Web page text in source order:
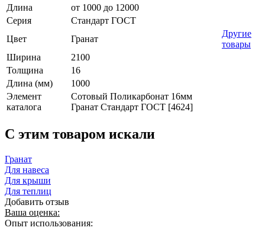
Длина
от 1000 до 12000
Серия
Стандарт ГОСТ
Цвет
Гранат
Другие
товары
Ширина
2100
Толщина
16
Длина (мм)
1000
Элемент
каталога
Сотовый Поликарбонат 16мм
Гранат Стандарт ГОСТ [4624]
C этим товаром искали
Гранат
Для навеса
Для крыши
Для теплиц
Добавить отзыв
Ваша оценка:
Опыт использования: